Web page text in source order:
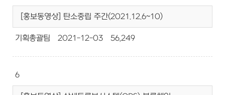
[홍보동영상] 탄소중립 주간(2021.12.6~10)
기획총괄팀 2021-12-03 56,249
6